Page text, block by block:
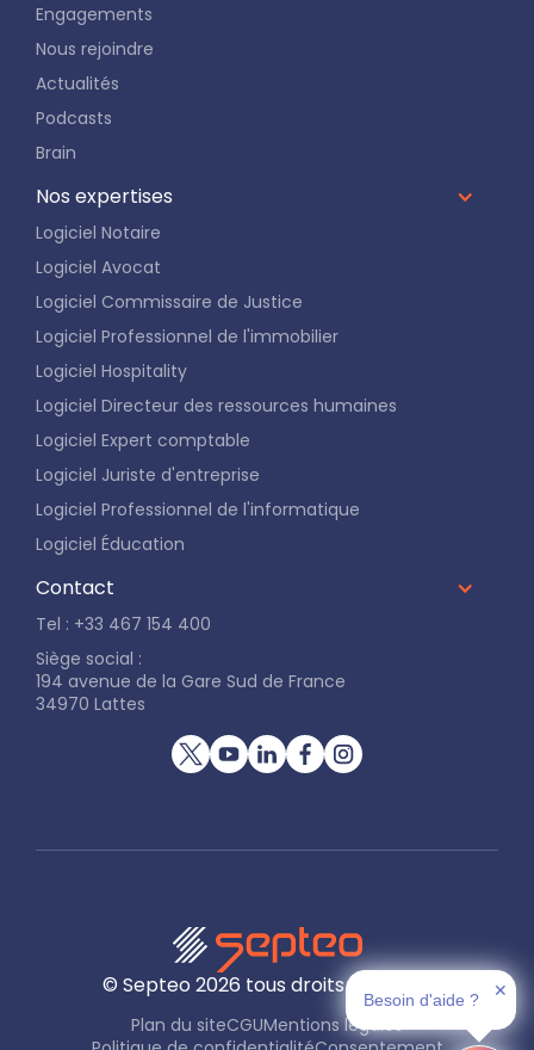
Engagements
Nous rejoindre
Actualités
Podcasts
Brain
Nos expertises
Logiciel Notaire
Logiciel Avocat
Logiciel Commissaire de Justice
Logiciel Professionnel de l'immobilier
Logiciel Hospitality
Logiciel Directeur des ressources humaines
Logiciel Expert comptable
Logiciel Juriste d'entreprise
Logiciel Professionnel de l'informatique
Logiciel Éducation
Contact
Tel : +33 467 154 400
Siège social :
194 avenue de la Gare Sud de France
34970 Lattes
© Septeo 2026 tous droits réservés
Plan du siteCGUMentions légales
Besoin d'aide ? ✕